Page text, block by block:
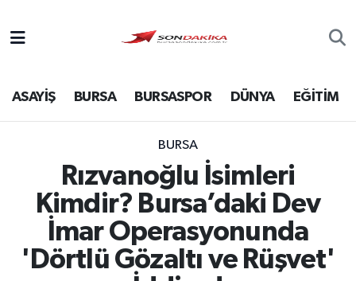
ASAYİŞ BURSA BURSASPOR DÜNYA EĞİTİM
BURSA
Rızvanoğlu İsimleri
Kimdir? Bursa’daki Dev
İmar Operasyonunda
'Dörtlü Gözaltı ve Rüşvet'
Bursa
Ekonomi
Foto Galeri
Genel